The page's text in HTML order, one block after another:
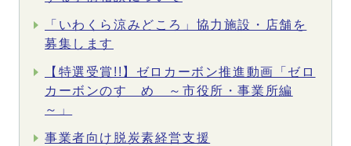
「いわくら涼みどころ」協力施設・店舗を
募集します
【特選受賞!!】ゼロカーボン推進動画「ゼロ
カーボンのすゝめ ～市役所・事業所編
～」
事業者向け脱炭素経営支援